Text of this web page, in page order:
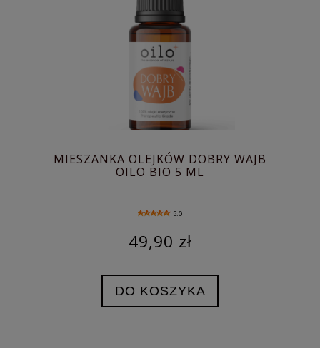
MIESZANKA OLEJKÓW DOBRY WAJB
OILO BIO 5 ML
5.0
49,90 zł
DO KOSZYKA